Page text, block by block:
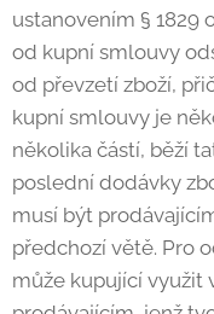
ustanovením § 1829
od kupní smlouvy
od převzetí zboží,
kupní smlouvy je
několika částí, běží
poslední dodávky
musí být
předchozí větě. Pro
může kupující využit